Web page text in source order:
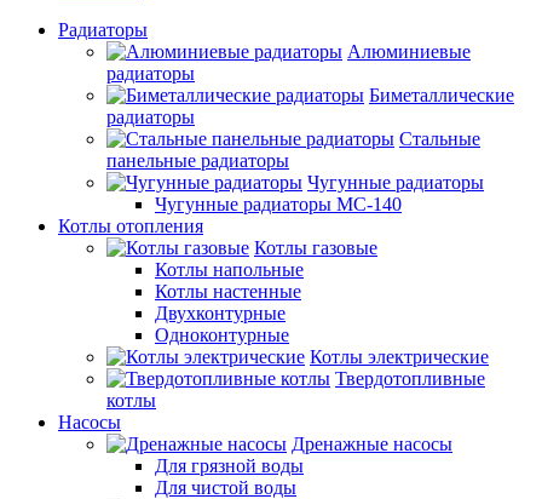
Радиаторы
Алюминиевые
радиаторы
Биметаллические
радиаторы
Стальные
панельные радиаторы
Чугунные радиаторы
Чугунные радиаторы МС-140
Котлы отопления
Котлы газовые
Котлы напольные
Котлы настенные
Двухконтурные
Одноконтурные
Котлы электрические
Твердотопливные
котлы
Насосы
Дренажные насосы
Для грязной воды
Для чистой воды